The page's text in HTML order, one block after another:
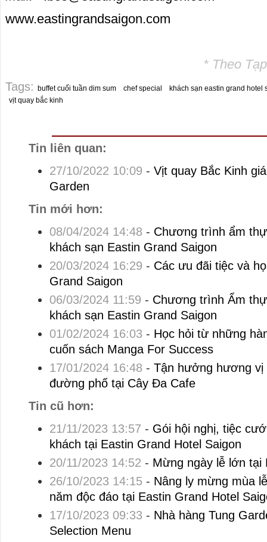
www.eastingrandsaigon.com
* Theo
Tags: buffet cuối tuần dim sum chef special
khách sạn eastin grand hotel
vịt quay bắc kinh
Tin liên quan:
27/10/2022 10:09 - Vịt quay Bắc Kinh
Garden
Tin mới hơn:
08/04/2024 14:48 - Chương trình ẩm
khách sạn Eastin Grand Saigon
20/03/2024 16:29 - Các ưu đãi tiệc và
Grand Saigon
06/03/2024 11:59 - Chương trình Ẩm
khách sạn Eastin Grand Saigon
01/02/2024 16:03 - Học hỏi từ những
cuốn sách Manga For Success
17/01/2024 16:48 - Tận hưởng hương vị
đường phố tại Cây Đa Cafe
Tin cũ hơn:
21/11/2023 13:57 - Gói hội nghị, tiệc
khách tại Eastin Grand Hotel Saigon
20/11/2023 14:52 - Mừng ngày lễ lớn tại
26/10/2023 14:15- Nâng ly mừng mùa
năm độc đáo tại Eastin Grand Hotel
17/10/2023 09:33 - Nhà hàng Tung
Selection Menu